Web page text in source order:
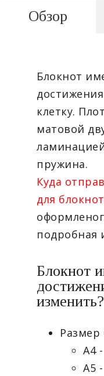
Обзор
Блокнот
клетку.
матовой
пружина.
Куда
для
подробная
Блокнот
изменить?
Размер
А4
А5